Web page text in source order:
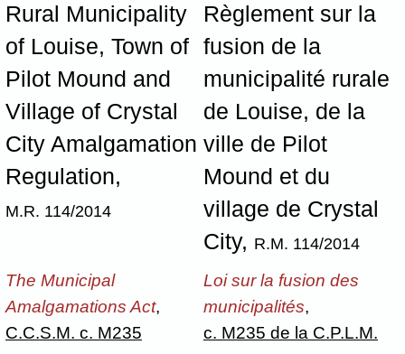
Rural Municipality
of Louise, Town of
Pilot Mound and
Village of Crystal
City Amalgamation
Regulation,
M.R. 114/2014
Règlement sur la
fusion de la
municipalité rurale
de Louise, de la
ville de Pilot
Mound et du
village de Crystal
City, R.M. 114/2014
The Municipal
Amalgamations Act,
C.C.S.M. c. M235
Loi sur la fusion des
municipalités,
c. M235 de la C.P.L.M.